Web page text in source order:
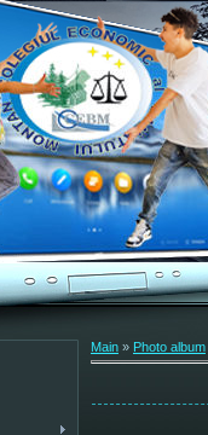
Main » Photo album